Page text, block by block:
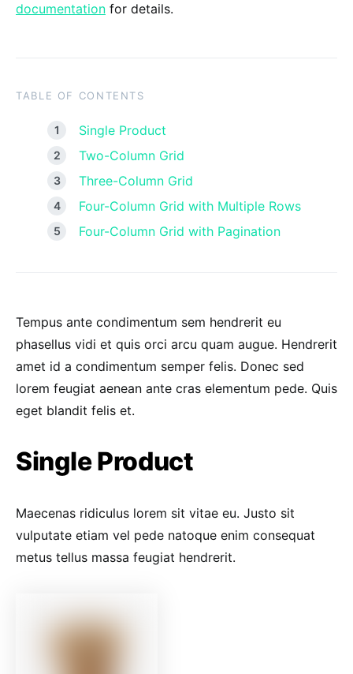
documentation for details.
TABLE OF CONTENTS
Single Product
Two-Column Grid
Three-Column Grid
Four-Column Grid with Multiple Rows
Four-Column Grid with Pagination
Tempus ante condimentum sem hendrerit eu
phasellus vidi et quis orci arcu quam augue. Hendrerit
amet id a condimentum semper felis. Donec sed
lorem feugiat aenean ante cras elementum pede. Quis
eget blandit felis et.
Single Product
Maecenas ridiculus lorem sit vitae eu. Justo sit
vulputate etiam vel pede natoque enim consequat
metus tellus massa feugiat hendrerit.